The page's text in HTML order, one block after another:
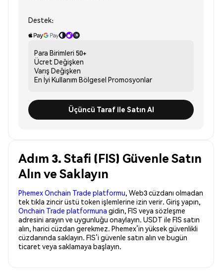
Destek:
Para Birimleri 50+
Ücret Değişken
Varış Değişken
En İyi Kullanım Bölgesel Promosyonlar
Üçüncü Taraf ile Satın Al
Adım 3. Stafi (FIS) Güvenle Satın
Alın ve Saklayın
Phemex Onchain Trade platformu, Web3 cüzdanı olmadan
tek tıkla zincir üstü token işlemlerine izin verir. Giriş yapın,
Onchain Trade platformuna gidin, FIS veya sözleşme
adresini arayın ve uygunluğu onaylayın. USDT ile FIS satın
alın, harici cüzdan gerekmez. Phemex’in yüksek güvenlikli
cüzdanında saklayın. FIS’i güvenle satın alın ve bugün
ticaret veya saklamaya başlayın.